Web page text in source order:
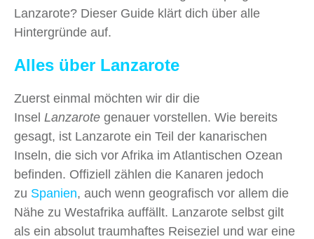
Lanzarote? Dieser Guide klärt dich über alle
Hintergründe auf.
Alles über Lanzarote
Zuerst einmal möchten wir dir die
Insel Lanzarote genauer vorstellen. Wie bereits
gesagt, ist Lanzarote ein Teil der kanarischen
Inseln, die sich vor Afrika im Atlantischen Ozean
befinden. Offiziell zählen die Kanaren jedoch
zu Spanien, auch wenn geografisch vor allem die
Nähe zu Westafrika auffällt. Lanzarote selbst gilt
als ein absolut traumhaftes Reiseziel und war eine